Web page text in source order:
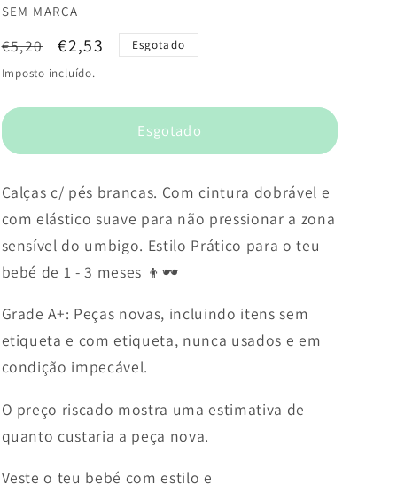
SEM MARCA
Preço
normal
€5,20
Preço
de
€2,53
Esgotado
Imposto incluído.
Esgotado
Calças c/ pés brancas. Com cintura dobrável e
com elástico suave para não pressionar a zona
sensível do umbigo. Estilo Prático para o teu
bebé de 1 - 3 meses 👦🕶️
Grade A+: Peças novas, incluindo itens sem
etiqueta e com etiqueta, nunca usados e em
condição impecável.
O preço riscado mostra uma estimativa de
quanto custaria a peça nova.
Veste o teu bebé com estilo e